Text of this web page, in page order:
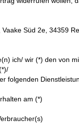
Vaake Süd 2e, 34359
ich/ wir (*) den von
folgenden
am (*)